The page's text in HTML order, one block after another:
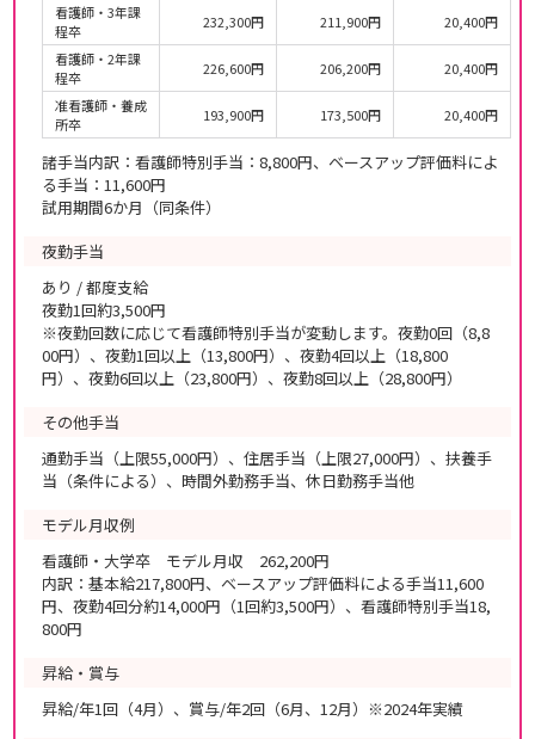
看護師・3年課
程卒
232,300円 211,900円
20,400円
看護師・2年課
程卒
226,600円 206,200円
20,400円
准看護師・養成
所卒
193,900円 173,500円 20,400円
諸手当内訳：看護師特別手当：8,800円、ベースアップ評価料によ
る手当：11,600円
試用期間6か月（同条件）
夜勤手当
あり / 都度支給
夜勤1回約3,500円
※夜勤回数に応じて看護師特別手当が変動します。夜勤0回（8,8
00円）、夜勤1回以上（13,800円）、夜勤4回以上（18,800
円）、夜勤6回以上（23,800円）、夜勤8回以上（28,800円）
その他手当
通勤手当（上限55,000円）、住居手当（上限27,000円）、扶養手
当（条件による）、時間外勤務手当、休日勤務手当他
モデル月収例
看護師・大学卒 モデル月収 262,200円
内訳：基本給217,800円、ベースアップ評価料による手当11,600
円、夜勤4回分約14,000円（1回約3,500円）、看護師特別手当18,
800円
昇給・賞与
昇給/年1回（4月）、賞与/年2回（6月、12月）※2024年実績